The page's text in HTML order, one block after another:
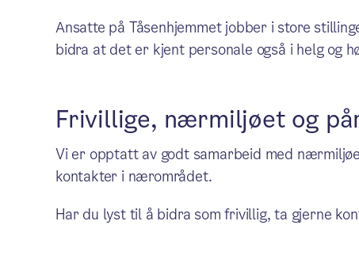
Ansatte på Tåsenhjemmet jobber i store
bidra at det er kjent personale også i helg og
Frivillige, nærmiljøet og
Vi er opptatt av godt samarbeid med
kontakter i nærområdet.
Har du lyst til å bidra som frivillig, ta gjerne